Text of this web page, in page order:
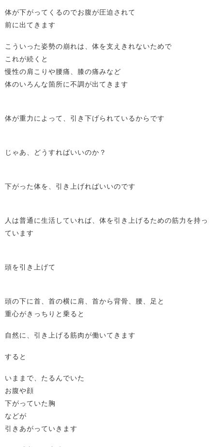
体が下がってくるのでお腹が圧迫されて
前に出てきます
こういった姿勢の崩れは、体を支えきれないためで
これが続くと
慢性の肩こりや腰痛、膝の痛みなど
体のいろんな箇所に不調が出てきます
体が重力によって、引き下げられているからです
じゃあ、どうすればいいのか？
下がった体を、引き上げればいいのです
人は普通に生活していれば、体を引き上げるための筋力を持っ
ています
頭を引き上げて
頭の下に首、首の横に肩、首から背骨、腰、足と
重心がきっちりと乗ると
自然に、引き上げる筋肉が働いてきます
すると
いままで、たるんでいた
お腹や顔
下がっていた胸
などが
引きあがっていきます